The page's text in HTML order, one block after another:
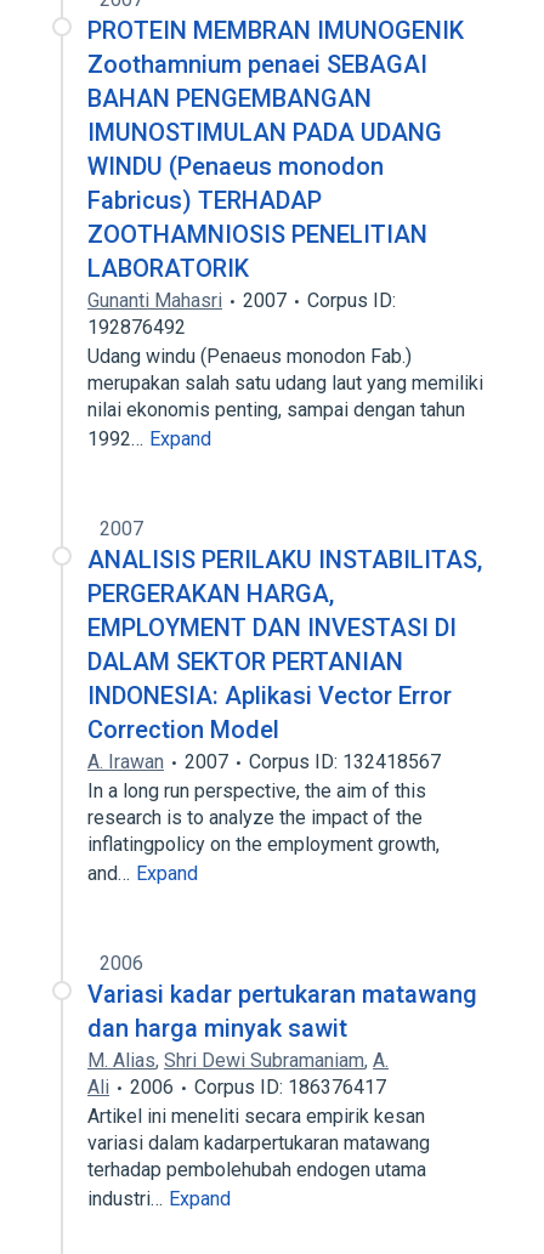
PROTEIN MEMBRAN IMUNOGENIK
Zoothamnium penaei SEBAGAI
BAHAN PENGEMBANGAN
IMUNOSTIMULAN PADA UDANG
WINDU (Penaeus monodon
Fabricus) TERHADAP
ZOOTHAMNIOSIS PENELITIAN
LABORATORIK
Gunanti Mahasri 2007
Corpus ID:
192876492
Udang windu (Penaeus monodon Fab.)
merupakan salah satu udang laut yang memiliki
nilai ekonomis penting, sampai dengan tahun
1992… Expand
2007
ANALISIS PERILAKU INSTABILITAS,
PERGERAKAN HARGA,
EMPLOYMENT DAN INVESTASI DI
DALAM SEKTOR PERTANIAN
INDONESIA: Aplikasi Vector Error
Correction Model
A. Irawan 2007
Corpus ID: 132418567
In a long run perspective, the aim of this
research is to analyze the impact of the
inflatingpolicy on the employment growth,
and… Expand
2006
Variasi kadar pertukaran matawang
dan harga minyak sawit
M. Alias, Shri Dewi Subramaniam, A.
Ali
2006
Corpus ID: 186376417
Artikel ini meneliti secara empirik kesan
variasi dalam kadarpertukaran matawang
terhadap pembolehubah endogen utama
industri… Expand